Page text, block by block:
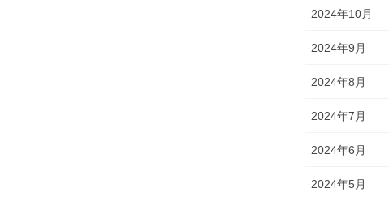
2024年10月
2024年9月
2024年8月
2024年7月
2024年6月
2024年5月